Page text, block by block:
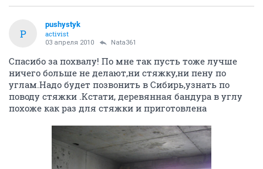
P
pushystyk
activist
03 апреля 2010 Nata361
Спасибо за похвалу! По мне так пусть тоже лучше
ничего больше не делают,ни стяжку,ни пену по
углам.Надо будет позвонить в Сибирь,узнать по
поводу стяжки .Кстати, деревянная бандура в углу
похоже как раз для стяжки и приготовлена